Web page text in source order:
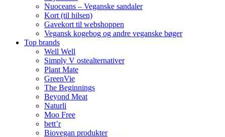
Nuoceans – Veganske sandaler
Kort (til hilsen)
Gavekort til webshoppen
Vegansk kogebog og andre veganske bøger
Top brands
Well Well
Simply V ostealternativer
Plant Mate
GreenVie
The Beginnings
Beyond Meat
Naturli
Moo Free
bett’r
Biovegan produkter